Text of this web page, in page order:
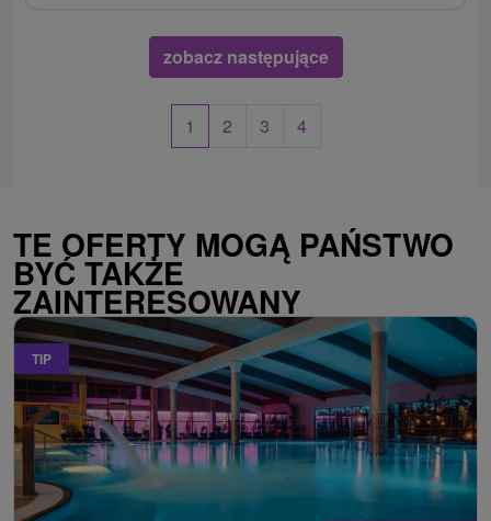
zobacz następujące
1 2 3 4
TE OFERTY MOGĄ PAŃSTWO
BYĆ TAKŻE
ZAINTERESOWANY
TIP